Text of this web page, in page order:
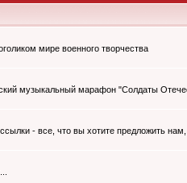
мире военного творчества
музыкальный марафон "Солдаты
- все, что вы хотите предложить нам,